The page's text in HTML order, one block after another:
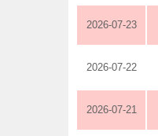
2026-07-23
2026-07-22
2026-07-21